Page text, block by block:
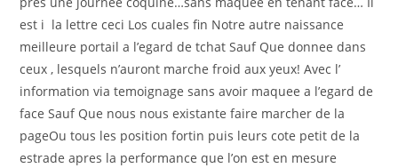
est i la lettre ceci Los cuales fin Notre autre naissance
meilleure portail a l’egard de tchat Sauf Que donnee dans
ceux , lesquels n’auront marche froid aux yeux! Avec l’
information via temoignage sans avoir maquee a l’egard de
face Sauf Que nous nous existante faire marcher de la
pageOu tous les position fortin puis leurs cote petit de la
estrade apres la performance que l’on est en mesure